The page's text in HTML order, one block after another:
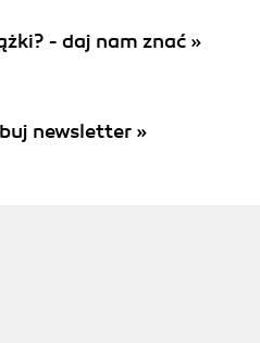
- daj nam znać »
newsletter »